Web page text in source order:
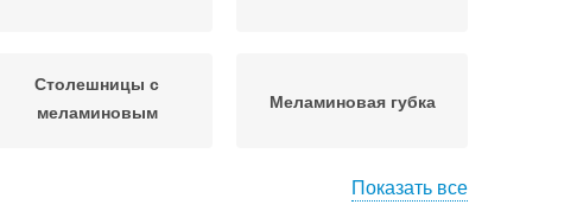
Столешницы с
меламиновым
Меламиновая губка
Показать все